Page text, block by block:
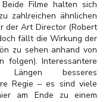
Filme halten sich
zahlreichen ähnlichen
der Art Director (Robert
fällt die Wirkung der
zu sehen anhand von
folgen). Interessantere
Längen besseres
Regie – es sind viele
am Ende zu einem